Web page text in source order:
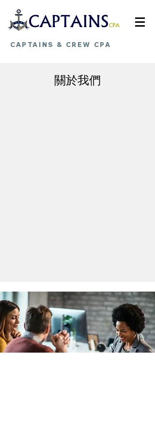
CAPTAINS & CREW CPA
關於我們